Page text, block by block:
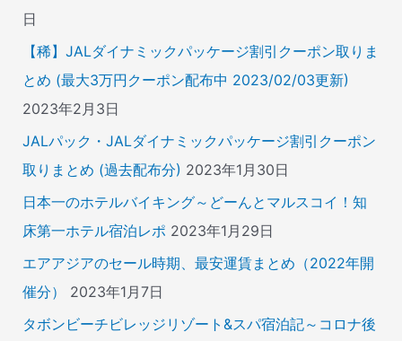
日
【稀】JALダイナミックパッケージ割引クーポン取りま
とめ (最大3万円クーポン配布中 2023/02/03更新)
2023年2月3日
JALパック・JALダイナミックパッケージ割引クーポン
取りまとめ (過去配布分) 2023年1月30日
日本一のホテルバイキング～どーんとマルスコイ！知
床第一ホテル宿泊レポ 2023年1月29日
エアアジアのセール時期、最安運賃まとめ（2022年開
催分）
2023年1月7日
タボンビーチビレッジリゾート&スパ宿泊記～コロナ後